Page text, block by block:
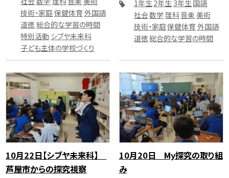
技術・家庭保健体育 外国語
道徳 総合的な学習の時間
特別活動 シブヤ未来科
子ども主体の学校づくり
1年生2年生 3年生国語
社会数学 理科音楽 美術
技術・家庭保健体育 外国語
道徳総合的な学習の時間
10月22日【シブヤ未来科】
芦屋市からの探究視察
10月20日 My探究の取り組
み